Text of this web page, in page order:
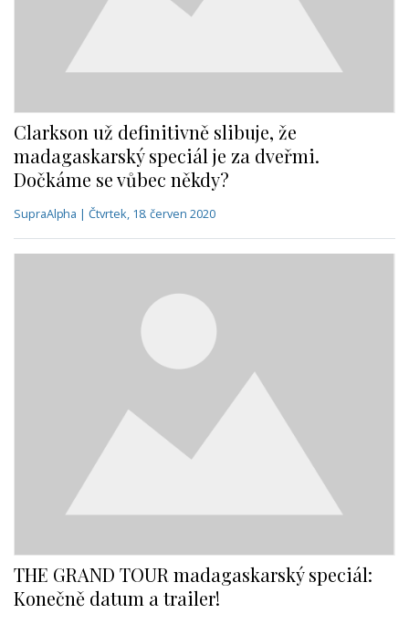
Clarkson už definitivně slibuje, že
madagaskarský speciál je za dveřmi.
Dočkáme se vůbec někdy?
THE GRAND TOUR madagaskarský speciál:
Konečně datum a trailer!